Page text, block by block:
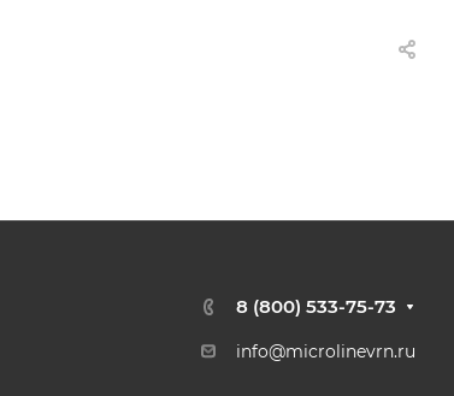
8 (800) 533-75-73
info@microlinevrn.ru